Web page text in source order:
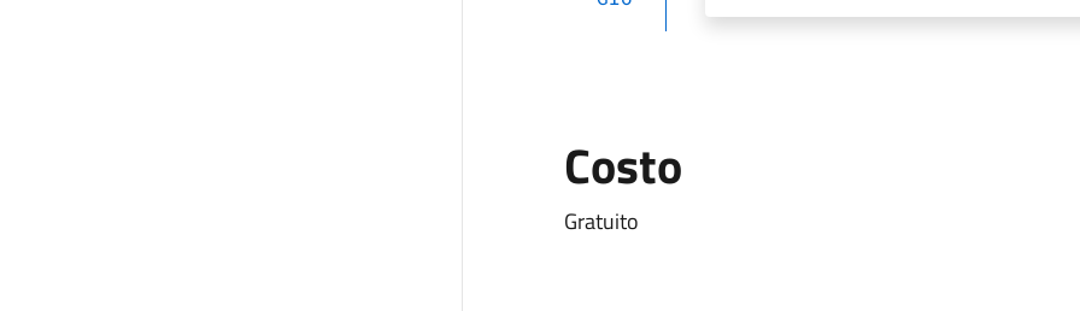
Costo
Gratuito